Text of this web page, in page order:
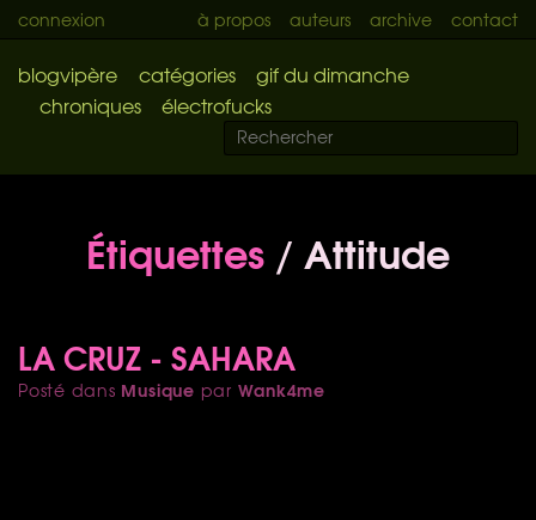
connexion à propos auteurs archive contact
blogvipère catégories
gif du dimanche
chroniques
électrofucks
Étiquettes / Attitude
LA CRUZ - SAHARA
Posté dans Musique par Wank4me